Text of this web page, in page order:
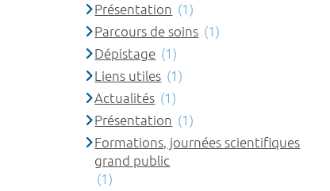
Présentation (1)
Parcours de soins (1)
Dépistage (1)
Liens utiles (1)
Actualités (1)
Présentation (1)
Formations, journées scientifiques
grand public
(1)